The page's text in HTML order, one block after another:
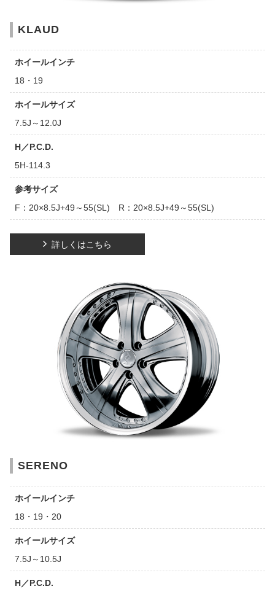
KLAUD
ホイールインチ
18・19
ホイールサイズ
7.5J～12.0J
H／P.C.D.
5H-114.3
参考サイズ
F：20×8.5J+49～55(SL) R：20×8.5J+49～55(SL)
詳しくはこちら
SERENO
ホイールインチ
18・19・20
ホイールサイズ
7.5J～10.5J
H／P.C.D.